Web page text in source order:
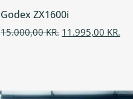
Godex ZX1600i
15.000,00KR. 11.995,00 KR.